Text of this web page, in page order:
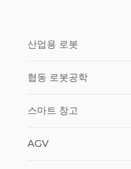
산업용 로봇
협동 로봇공학
스마트 창고
AGV